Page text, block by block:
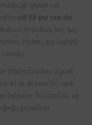
glede na
od 35 pa vse do
in bukov les, saj
zložen, ga oglarji
tradicionalno zgodi
ki jo domačini radi
ženska. To izročilo se
posebno